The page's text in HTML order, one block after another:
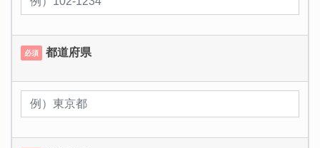
必須 都道府県